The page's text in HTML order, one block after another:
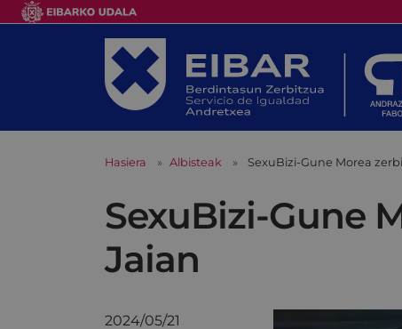
Hasiera Albisteak SexuBizi-Gune Morea
SexuBizi-Gune
Jaian
2024/05/21